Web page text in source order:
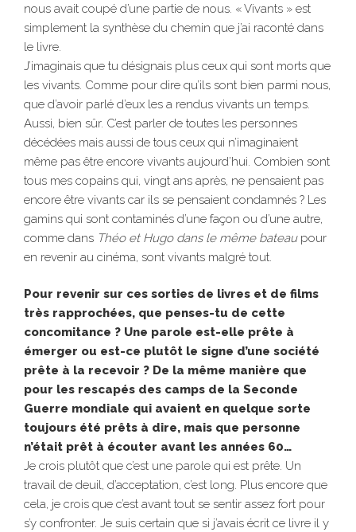
nous avait coupé d’une partie de nous. « Vivants » est
simplement la synthèse du chemin que j’ai raconté dans
le livre.
J’imaginais que tu désignais plus ceux qui sont morts que
les vivants. Comme pour dire qu’ils sont bien parmi nous,
que d’avoir parlé d’eux les a rendus vivants un temps.
Aussi, bien sûr. C’est parler de toutes les personnes
décédées mais aussi de tous ceux qui n’imaginaient
même pas être encore vivants aujourd’hui. Combien sont
tous mes copains qui, vingt ans après, ne pensaient pas
encore être vivants car ils se pensaient condamnés ? Les
gamins qui sont contaminés d’une façon ou d’une autre,
comme dans Théo et Hugo dans le même bateau pour
en revenir au cinéma, sont vivants malgré tout.
Pour revenir sur ces sorties de livres et de films
très rapprochées, que penses-tu de cette
concomitance ? Une parole est-elle prête à
émerger ou est-ce plutôt le signe d’une société
prête à la recevoir ? De la même manière que
pour les rescapés des camps de la Seconde
Guerre mondiale qui avaient en quelque sorte
toujours été prêts à dire, mais que personne
n’était prêt à écouter avant les années 60…
Je crois plutôt que c’est une parole qui est prête. Un
travail de deuil, d’acceptation, c’est long. Plus encore que
cela, je crois que c’est avant tout se sentir assez fort pour
s’y confronter. Je suis certain que si j’avais écrit ce livre il y